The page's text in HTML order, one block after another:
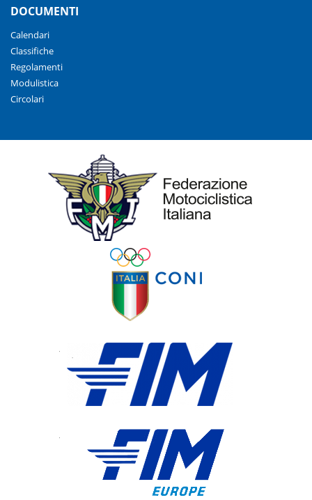
DOCUMENTI
Calendari
Classifiche
Regolamenti
Modulistica
Circolari